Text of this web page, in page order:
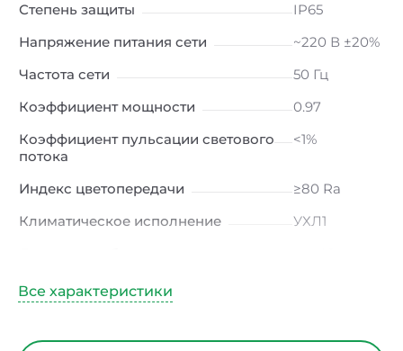
Степень защиты
IP65
Напряжение питания сети
~220 В ±20%
Частота сети
50 Гц
Коэффициент мощности
0.97
Коэффициент пульсации светового
потока
<1%
Индекс цветопередачи
≥80 Ra
Климатическое исполнение
УХЛ1
Тип рассеивателя